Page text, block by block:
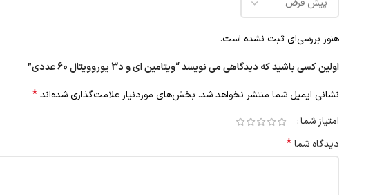
هنوز بررسی‌ای ثبت نشده است.
اولین کسی باشید که دیدگاهی می نویسد “ویتامین ای و د3 یوروویتال 60 عددی”
نشانی ایمیل شما منتشر نخواهد شد. بخش‌های موردنیاز علامت‌گذاری شده‌اند*
امتیاز شما
دیدگاه شما*